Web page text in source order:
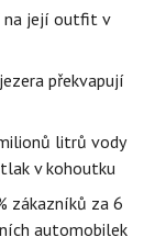
na její outfit v
překvapují
litrů vody
v kohoutku
zákazníků za 6
automobilek